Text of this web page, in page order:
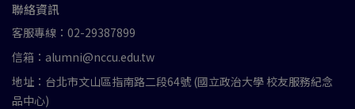
聯絡資訊
客服專線：02-29387899
信箱：alumni@nccu.edu.tw
地址：台北市文山區指南路二段64號 (國立政治大學 校友服務紀念
品中心)